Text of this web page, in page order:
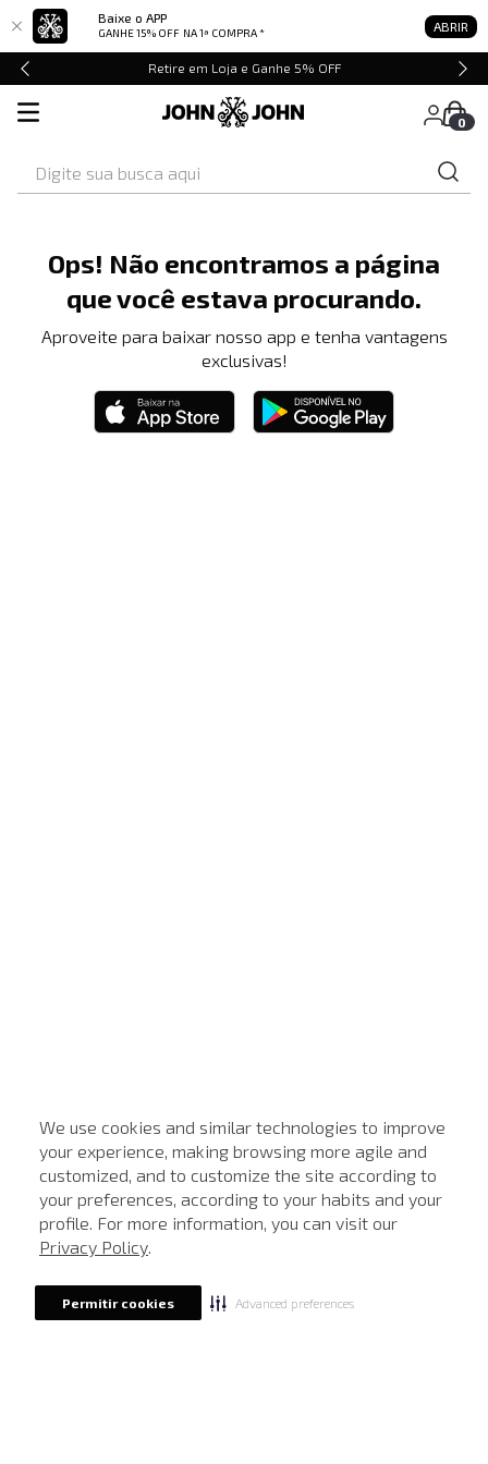
Baixe o APP
GANHE 15% OFF NA 1ª COMPRA * ABRIR
We use cookies and similar technologies to improve
your experience, making browsing more agile and
customized, and to customize the site according to
your preferences, according to your habits and your
profile. For more information, you can visit our
Privacy Policy.
Permitir cookies Advanced preferences
Retire em Loja e Ganhe 5% OFF
0
Ops! Não encontramos a página
que você estava procurando.
Aproveite para baixar nosso app e tenha vantagens
exclusivas!